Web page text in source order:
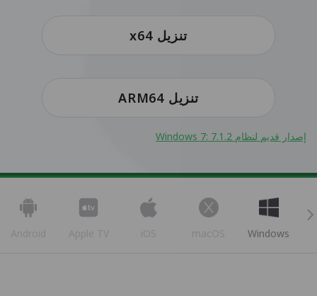
تنزيل x64
تنزيل ARM64
إصدار قديم لنظام Windows 7: 7.1.2
Windows
macOS